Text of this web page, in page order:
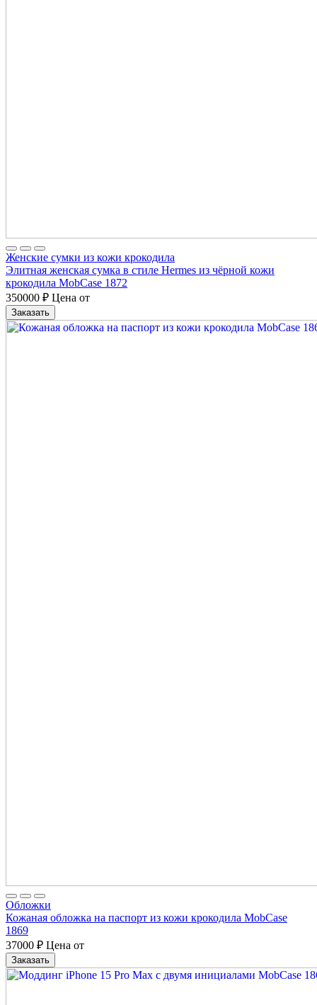
Женские сумки из кожи крокодила
Элитная женская сумка в стиле Hermes из чёрной кожи
крокодила MobCase 1872
350000 ₽ Цена от
Заказать
Обложки
Кожаная обложка на паспорт из кожи крокодила MobCase
1869
37000 ₽ Цена от
Заказать